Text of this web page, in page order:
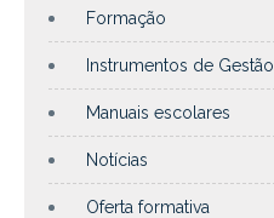
Formação
Instrumentos de Gestão
Manuais escolares
Notícias
Oferta formativa